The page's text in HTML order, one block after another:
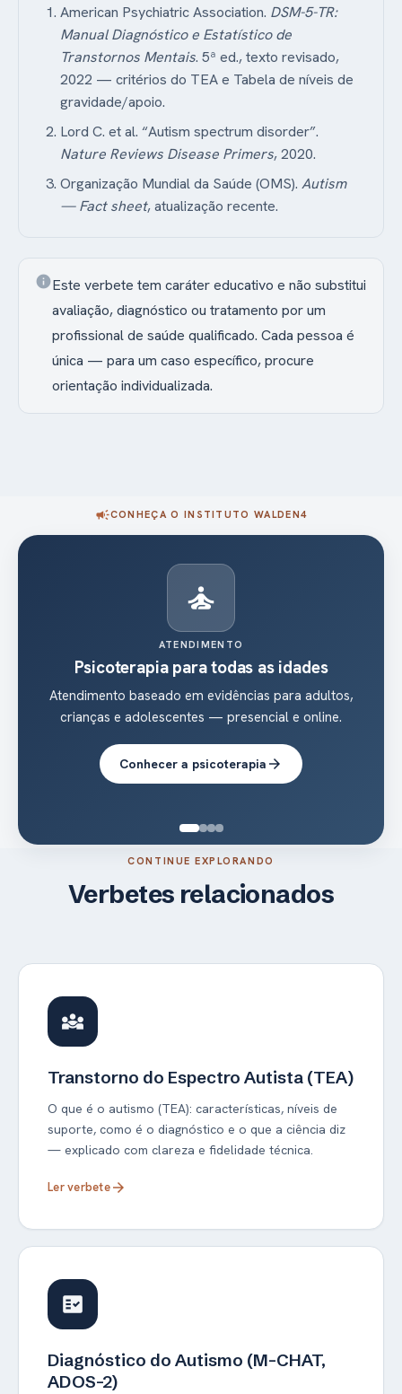
American Psychiatric Association. DSM-5-TR:
Manual Diagnóstico e Estatístico de
Transtornos Mentais. 5ª ed., texto revisado,
2022 — critérios do TEA e Tabela de níveis de
gravidade/apoio.
Lord C. et al. “Autism spectrum disorder”.
Nature Reviews Disease Primers, 2020.
Organização Mundial da Saúde (OMS). Autism
— Fact sheet, atualização recente.
infoEste verbete tem caráter educativo e não substitui
avaliação, diagnóstico ou tratamento por um
profissional de saúde qualificado. Cada pessoa é
única — para um caso específico, procure
orientação individualizada.
campaignCONHEÇA O INSTITUTO WALDEN4
as idades
para adultos,
e online.
Programa multidisciplinar
Intervenção comportamental
terapia ocupacional,
Ver atendimento ao
CONTINUE EXPLORANDO
Verbetes relacionados
diversity_3
Transtorno do Espectro Autista (TEA)
O que é o autismo (TEA): características, níveis de
suporte, como é o diagnóstico e o que a ciência diz
— explicado com clareza e fidelidade técnica.
Ler verbetearrow_forward
fact_check
Diagnóstico do Autismo (M-CHAT,
ADOS-2)